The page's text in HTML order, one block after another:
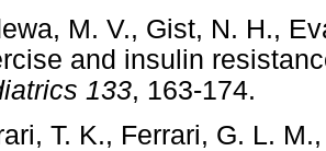
M. V., Gist, N. H.,
and insulin
133, 163-174.
T. K., Ferrari, G. L.